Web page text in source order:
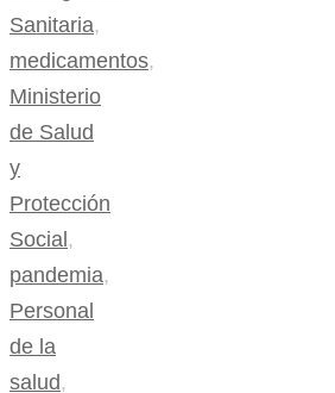
Sanitaria,
medicamentos,
Ministerio
de Salud
y
Protección
Social ,
pandemia,
Personal
de la
salud ,